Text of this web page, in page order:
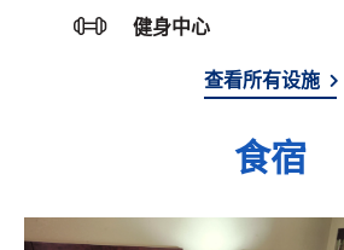
健身中心
查看所有设施
食宿